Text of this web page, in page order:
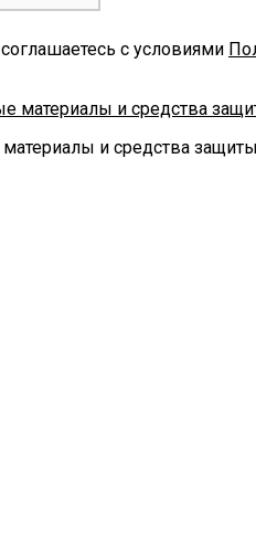
с условиями
и средства защиты